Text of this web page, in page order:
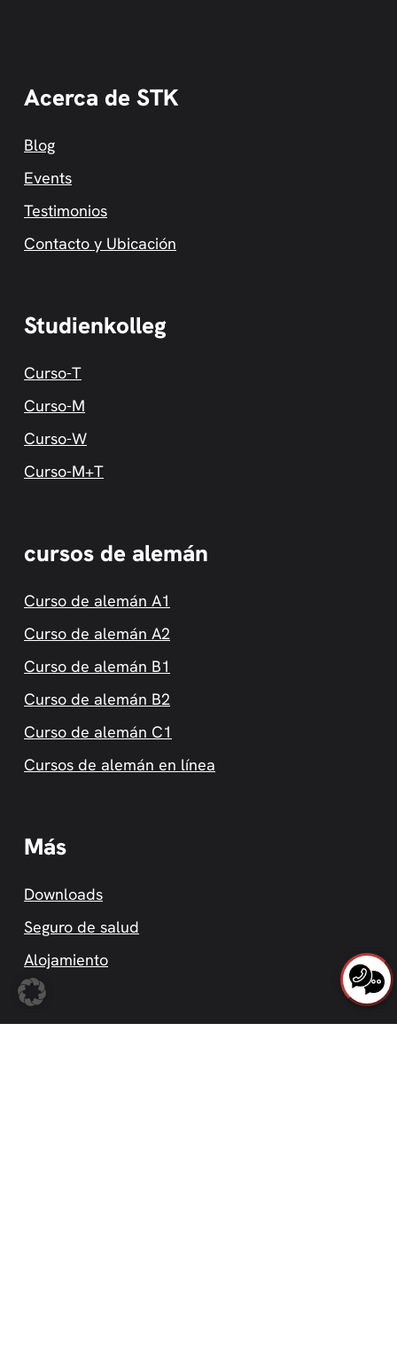
Acerca de STK
Blog
Events
Testimonios
Contacto y Ubicación
Studienkolleg
Curso-T
Curso-M
Curso-W
Curso-M+T
cursos de alemán
Curso de alemán A1
Curso de alemán A2
Curso de alemán B1
Curso de alemán B2
Curso de alemán C1
Cursos de alemán en línea
Más
Downloads
Seguro de salud
Alojamiento